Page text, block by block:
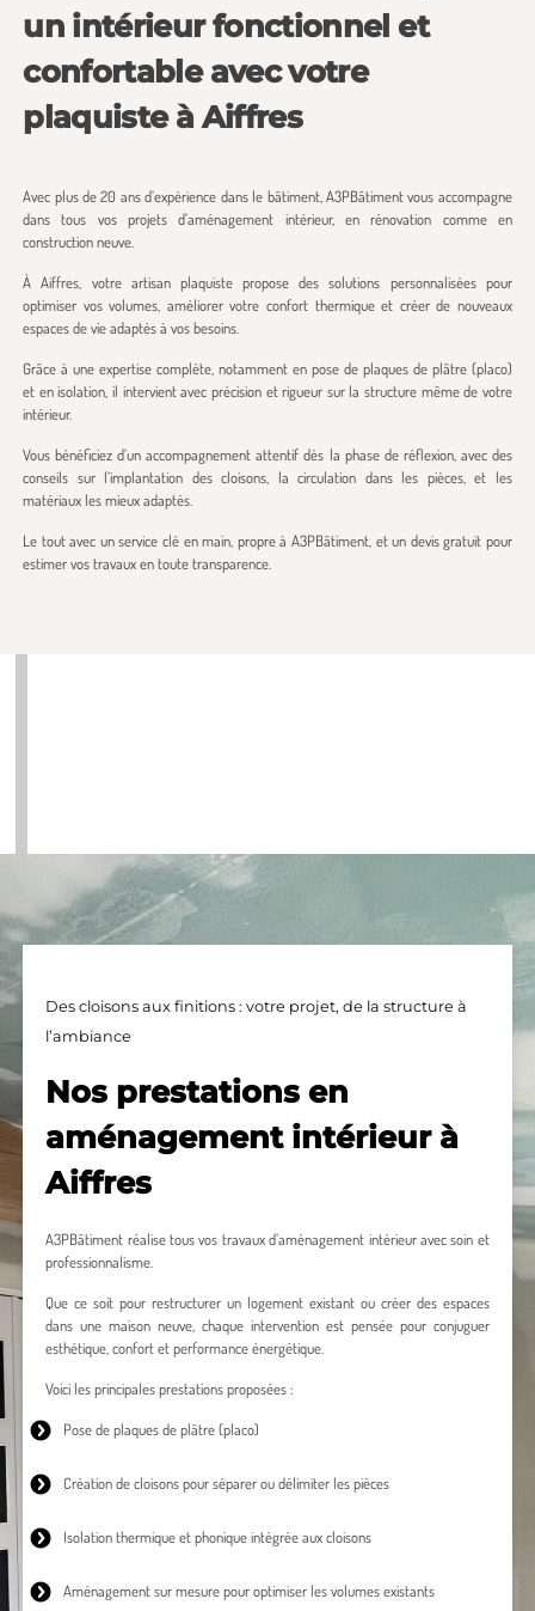
un intérieur fonctionnel et
confortable avec votre
plaquiste à Aiffres
Avec plus de 20 ans d’expérience dans le bâtiment, A3PBâtiment vous accompagne
dans tous vos projets d’aménagement intérieur, en rénovation comme en
construction neuve.
À Aiffres, votre artisan plaquiste propose des solutions personnalisées pour
optimiser vos volumes, améliorer votre confort thermique et créer de nouveaux
espaces de vie adaptés à vos besoins.
Grâce à une expertise complète, notamment en pose de plaques de plâtre (placo)
et en isolation, il intervient avec précision et rigueur sur la structure même de votre
intérieur.
Vous bénéficiez d’un accompagnement attentif dès la phase de réflexion, avec des
conseils sur l’implantation des cloisons, la circulation dans les pièces, et les
matériaux les mieux adaptés.
Le tout avec un service clé en main, propre à A3PBâtiment, et un devis gratuit pour
estimer vos travaux en toute transparence.
Des cloisons aux finitions : votre projet, de la structure à
l’ambiance
Nos prestations en
aménagement intérieur à
Aiffres
A3PBâtiment réalise tous vos travaux d’aménagement intérieur avec soin et
professionnalisme.
Que ce soit pour restructurer un logement existant ou créer des espaces
dans une maison neuve, chaque intervention est pensée pour conjuguer
esthétique, confort et performance énergétique.
Voici les principales prestations proposées :
Pose de plaques de plâtre(placo)
Création de cloisonspour séparer ou délimiter les pièces
Isolation thermiqueet phonique intégrée aux cloisons
Aménagement sur mesurepour optimiser les volumes existants